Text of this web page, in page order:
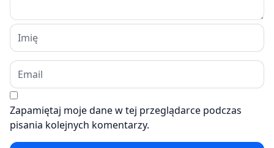
Zapamiętaj moje dane w tej przeglądarce podczas
pisania kolejnych komentarzy.